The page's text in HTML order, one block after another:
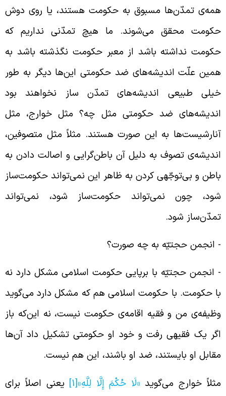
تمدّ‌ن‌ها مسبوق به حکومت هستند، یا روی دوش
محقق می‌شوند. ما هیچ تمدّنی نداریم که
نداشته باشد از معبر حکومت نگذشته باشد به
علّت اندیشه‌های ضد حکومتی این‌ها دیگر به طور
طبیعی اندیشه‌های تمدّن ساز نخواهند بود
ضد حکومتی مثل چه؟ مثل خوارج، مثل
به این صورت هستند. مثلاً‌ مثل متصوفین،
تصوف به دلیل آن باطن‌گرایی و اصالت دادن به
و بی‌توجّهی کردن به ظاهر این نمی‌تواند حکومت‌ساز
چون نمی‌تواند حکومت‌ساز شود، نمی‌تواند
شود.
انجمن حجتیّه به چه صورت؟
انجمن حجتیّه با برپایی حکومت اسلامی مشکل دارد نه
حکومت. با حکومت اسلامی هم که مشکل دارد می‌گوید
من و فقیه اقامه‌ی حکومت نیست، نه این‌که باز
یک فقیهی رفت و خود او حکومتی تشکیل داد آن‌ها
او بایستند، ضد او باشند، این هم نیست.
خوارج می‌گوید«لَا حُكْمَ إِلَّا لِلَّهِ»[1] یعنی اصلاً‌ برای